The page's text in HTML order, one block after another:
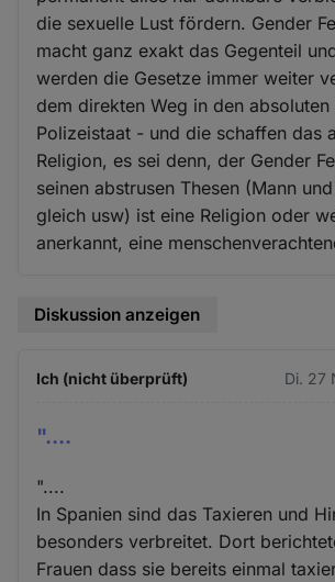
die sexuelle Lust fördern. Gender
macht ganz exakt das Gegenteil
werden die Gesetze immer weiter
dem direkten Weg in den
Polizeistaat - und die schaffen das
Religion, es sei denn, der Gender
seinen abstrusen Thesen (Mann
gleich usw) ist eine Religion oder
anerkannt, eine
Diskussion anzeigen
Ich (nicht überprüft) Di. 27
"....
"....
In Spanien sind das Taxieren und
besonders verbreitet. Dort
Frauen dass sie bereits einmal